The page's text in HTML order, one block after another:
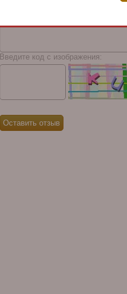
Введите код с изображения: